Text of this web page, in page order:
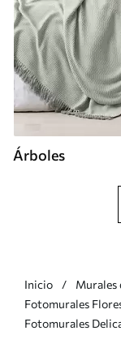
Árboles
Inicio
Murales
Fotomurales
Fotomurales